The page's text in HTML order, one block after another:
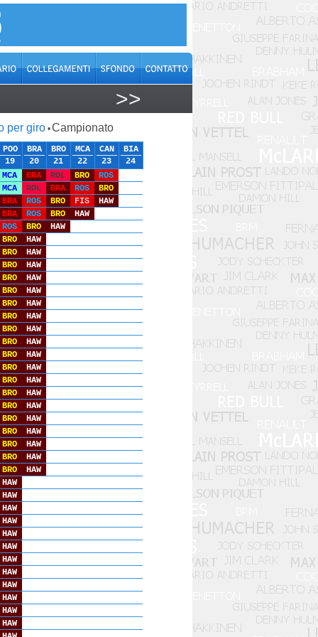
>>
per giro •Campionato
POO
19
BRA
20
BRO
21
MCA
22
CAN
23
BIA
24
MCA
BRA ROL BRO
ROS
MCA
ROL BRA ROS
BRO
BRA
ROS BRO FIS
HAW
BRA
ROS BRO
HAW
ROS
BRO
HAW
BRO
HAW
BRO
HAW
BRO
HAW
BRO
HAW
BRO
HAW
BRO
HAW
BRO
HAW
BRO
HAW
BRO
HAW
BRO
HAW
BRO
HAW
BRO
HAW
BRO
HAW
BRO
HAW
BRO
HAW
BRO
HAW
BRO
HAW
BRO
HAW
BRO
HAW
HAW
HAW
HAW
HAW
HAW
HAW
HAW
HAW
HAW
HAW
HAW
HAW